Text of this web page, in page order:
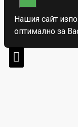
Нашия сайт
оптимално за